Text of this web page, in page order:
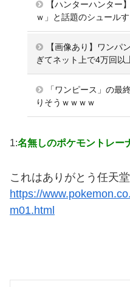
【ハンターハンター
ｗ」と話題のシュール
【画像あり】ワンパ
ぎてネット上で4万回以
「ワンピース」の最
りそうｗｗｗｗ
1:名無しのポケモントレー
これはありがとう任天堂
https://
m01.html